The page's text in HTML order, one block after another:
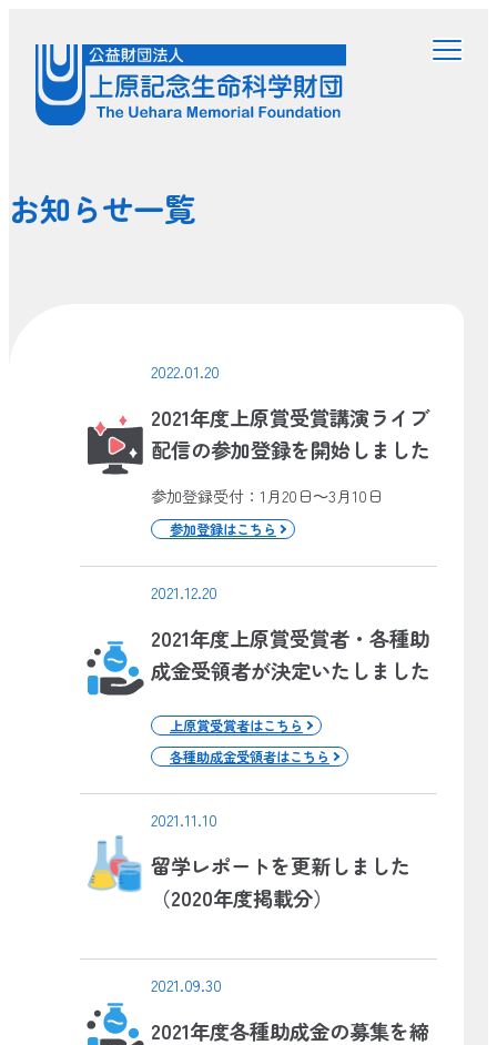
お知らせ一覧
2022.01.20
2021年度上原賞受賞講演ライブ
配信の参加登録を開始しました
参加登録受付：1月20日～3月10日
参加登録はこちら
2021.12.20
2021年度上原賞受賞者・各種助
成金受領者が決定いたしました
上原賞受賞者はこちら
各種助成金受領者はこちら
2021.11.10
留学レポートを更新しました
（2020年度掲載分）
2021.09.30
2021年度各種助成金の募集を締